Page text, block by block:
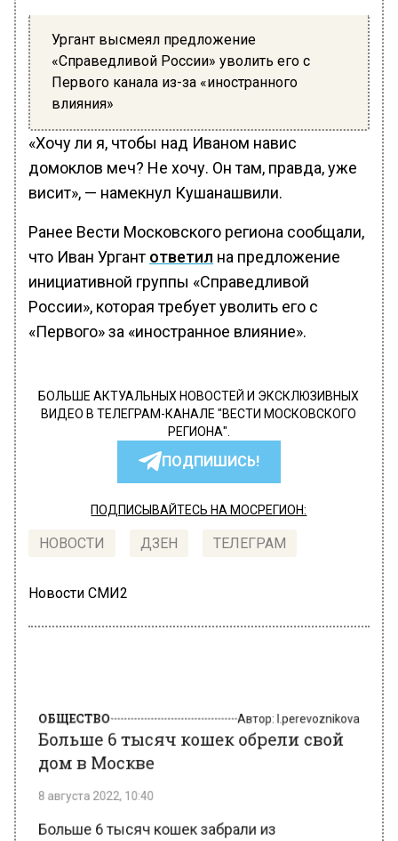
Ургант высмеял предложение
«Справедливой России» уволить его с
Первого канала из-за «иностранного
влияния»
«Хочу ли я, чтобы над Иваном навис
домоклов меч? Не хочу. Он там, правда, уже
висит», — намекнул Кушанашвили.
Ранее Вести Московского региона сообщали,
что Иван Ургант ответил на предложение
инициативной группы «Справедливой
России», которая требует уволить его с
«Первого» за «иностранное влияние».
БОЛЬШЕ АКТУАЛЬНЫХ НОВОСТЕЙ И ЭКСКЛЮЗИВНЫХ
ВИДЕО В ТЕЛЕГРАМ-КАНАЛЕ "ВЕСТИ МОСКОВСКОГО
РЕГИОНА".
ПОДПИШИСЬ!
ПОДПИСЫВАЙТЕСЬ НА МОСРЕГИОН:
НОВОСТИ ДЗЕН ТЕЛЕГРАМ
Новости СМИ2
Больше 6 тысяч кошек обрели свой
дом в Москве
8 августа 2022, 10:40
Больше 6 тысяч кошек забрали из
московских приютов за 12 лет. Об этом